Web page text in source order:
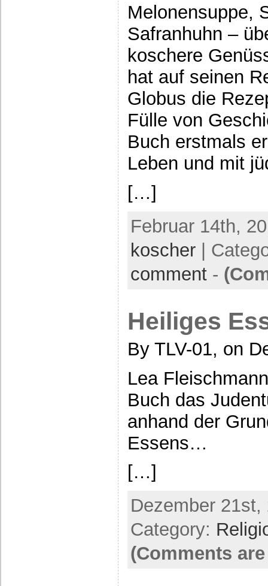
Melonensuppe,
Safranhuhn –
koschere
hat auf seinen
Globus die
Fülle von
Buch erstmals
Leben und mit
[…]
Februar 14th,
koscher |
comment -
Heiliges
By TLV-01, on
Lea
Buch das
anhand der
Essens…
[…]
Dezember
Category:
(Comments